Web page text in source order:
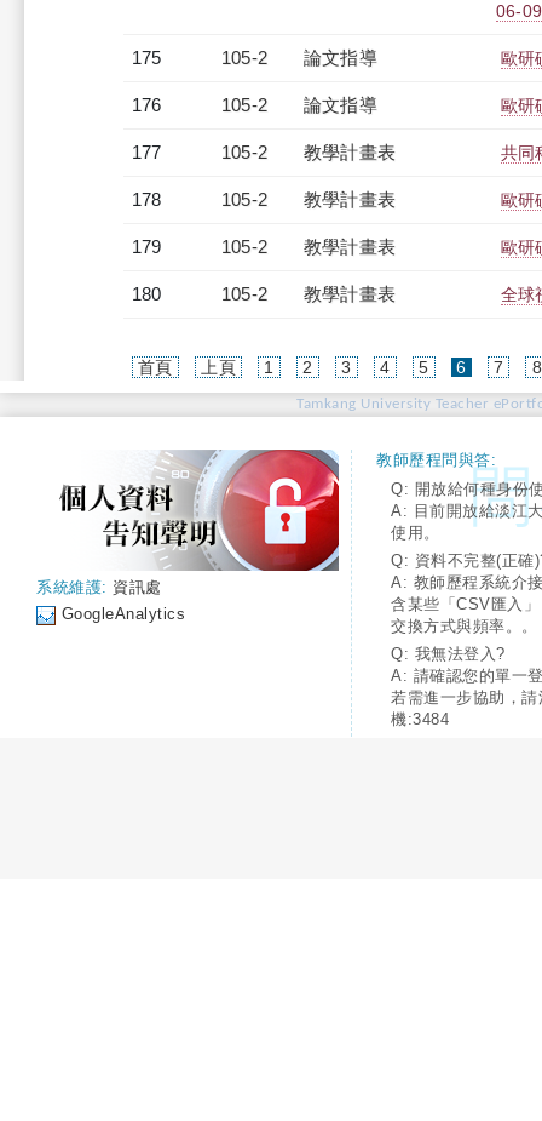
06-
175 105-2 論文指導 歐研
176 105-2 論文指導 歐研
177 105-2 教學計畫表 共同
178 105-2 教學計畫表 歐研
179 105-2 教學計畫表 歐研
180 105-2 教學計畫表 全球
首頁 上頁 1 2 3 4 5 6(current)
7 8
Tamkang University Teacher
系統維護: 資訊處
GoogleAnalytics
教師歷程問與答:
Q: 開放給何種身份
A: 目前開放給淡江
使用。
Q: 資料不完整(正確
A: 教師歷程系統介
含某些「CSV匯入
交換方式與頻率。。
Q: 我無法登入?
A: 請確認您的單一
若需進一步協助，
機:3484